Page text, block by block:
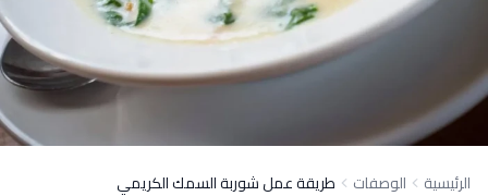
الرئيسية الوصفات طريقة عمل شوربة السمك الكريمي